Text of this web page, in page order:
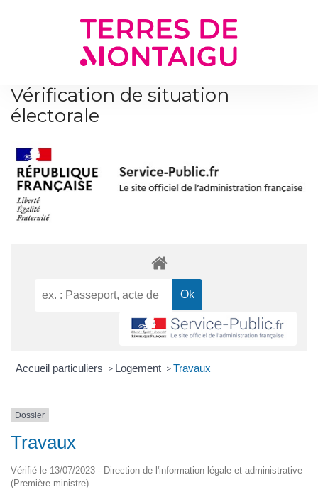
Vérification de situation
électorale
Accueil particuliers > Logement > Travaux
Dossier
Travaux
Vérifié le 13/07/2023 - Direction de l'information légale et administrative
(Première ministre)